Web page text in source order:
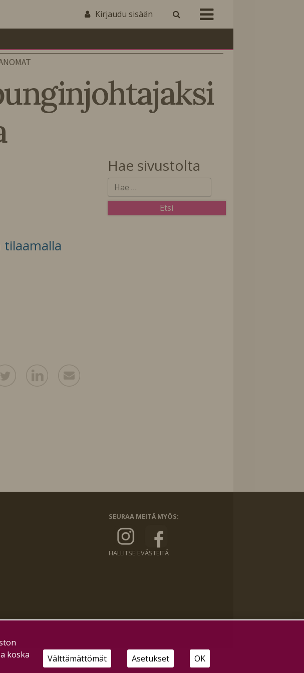
Kirjaudu sisään
Hae sivustolta
SEURAA MEITÄ MYÖS:
HALLITSE EVÄSTEITÄ
koska
Välttämättömät Asetukset OK